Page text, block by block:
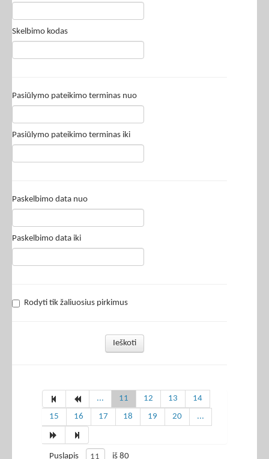
Skelbimo kodas
Pasiūlymo pateikimo terminas nuo
Pasiūlymo pateikimo terminas iki
Paskelbimo data nuo
Paskelbimo data iki
Rodyti tik žaliuosius pirkimus
Ieškoti
... 11 12 13
14
15
16 17 18 19 20 ...
Puslapis iš 80